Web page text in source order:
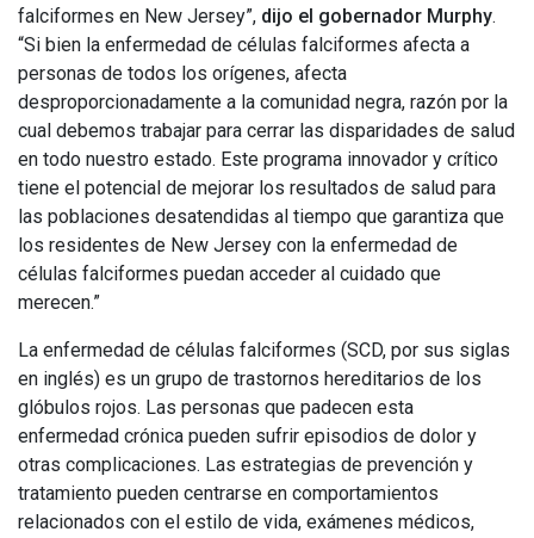
falciformes en New Jersey”, dijo el gobernador Murphy.
“Si bien la enfermedad de células falciformes afecta a
personas de todos los orígenes, afecta
desproporcionadamente a la comunidad negra, razón por la
cual debemos trabajar para cerrar las disparidades de salud
en todo nuestro estado. Este programa innovador y crítico
tiene el potencial de mejorar los resultados de salud para
las poblaciones desatendidas al tiempo que garantiza que
los residentes de New Jersey con la enfermedad de
células falciformes puedan acceder al cuidado que
merecen.”
La enfermedad de células falciformes (SCD, por sus siglas
en inglés) es un grupo de trastornos hereditarios de los
glóbulos rojos. Las personas que padecen esta
enfermedad crónica pueden sufrir episodios de dolor y
otras complicaciones. Las estrategias de prevención y
tratamiento pueden centrarse en comportamientos
relacionados con el estilo de vida, exámenes médicos,